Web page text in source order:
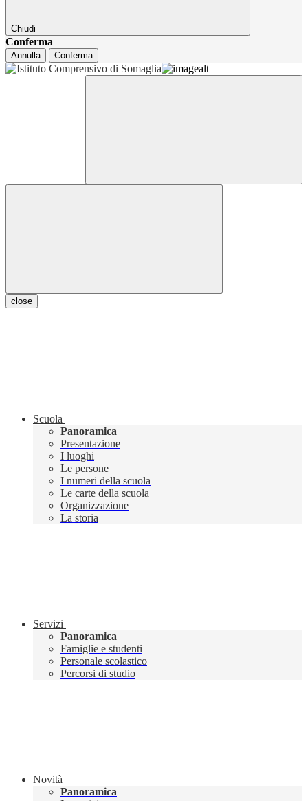
Chiudi
Conferma
Annulla Conferma
close
Scuola
Panoramica
Presentazione
I luoghi
Le persone
I numeri della scuola
Le carte della scuola
Organizzazione
La storia
Servizi
Panoramica
Famiglie e studenti
Personale scolastico
Percorsi di studio
Novità
Panoramica